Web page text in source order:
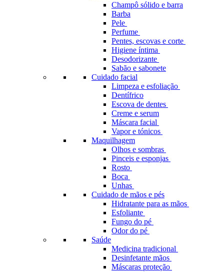
Champô sólido e barra
Barba
Pele
Perfume
Pentes, escovas e corte
Higiene íntima
Desodorizante
Sabão e sabonete
Cuidado facial
Limpeza e esfoliação
Dentífrico
Escova de dentes
Creme e serum
Máscara facial
Vapor e tónicos
Maquilhagem
Olhos e sombras
Pinceis e esponjas
Rosto
Boca
Unhas
Cuidado de mãos e pés
Hidratante para as mãos
Esfoliante
Fungo do pé
Odor do pé
Saúde
Medicina tradicional
Desinfetante mãos
Máscaras proteção